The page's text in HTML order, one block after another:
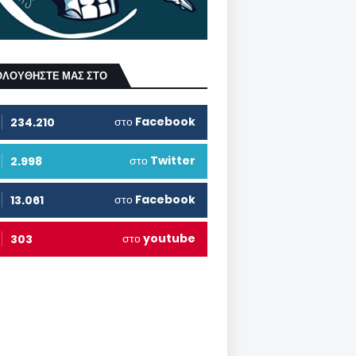
ΜΑΣ ΣΤΟ
234.210 στο Facebook
2.998 στο Twitter
13.061 στο Facebook
303 στοyoutube